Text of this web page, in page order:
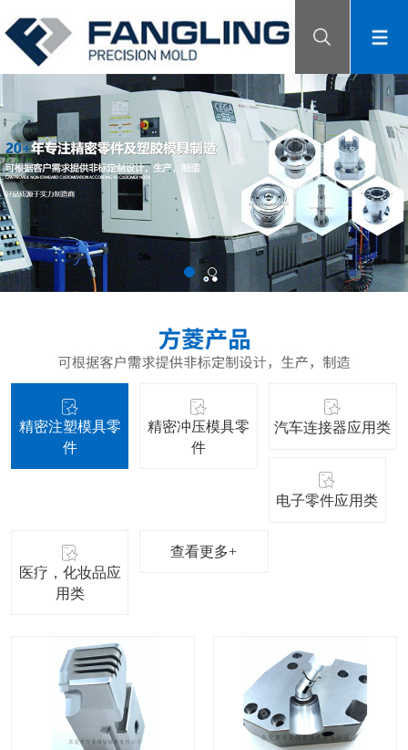
精密注塑模具零
件
精密冲压模具零
件
汽车连接器应用类
电子零件应用类
医疗，化妆品应
用类
查看更多+